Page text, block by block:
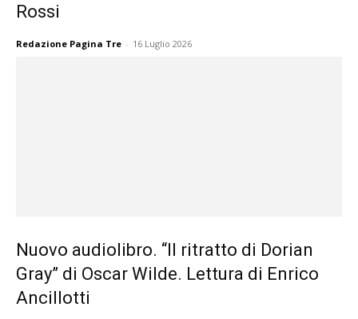
Rossi
Redazione Pagina Tre - 16 Luglio 2026
Nuovo audiolibro. “Il ritratto di Dorian
Gray” di Oscar Wilde. Lettura di Enrico
Ancillotti